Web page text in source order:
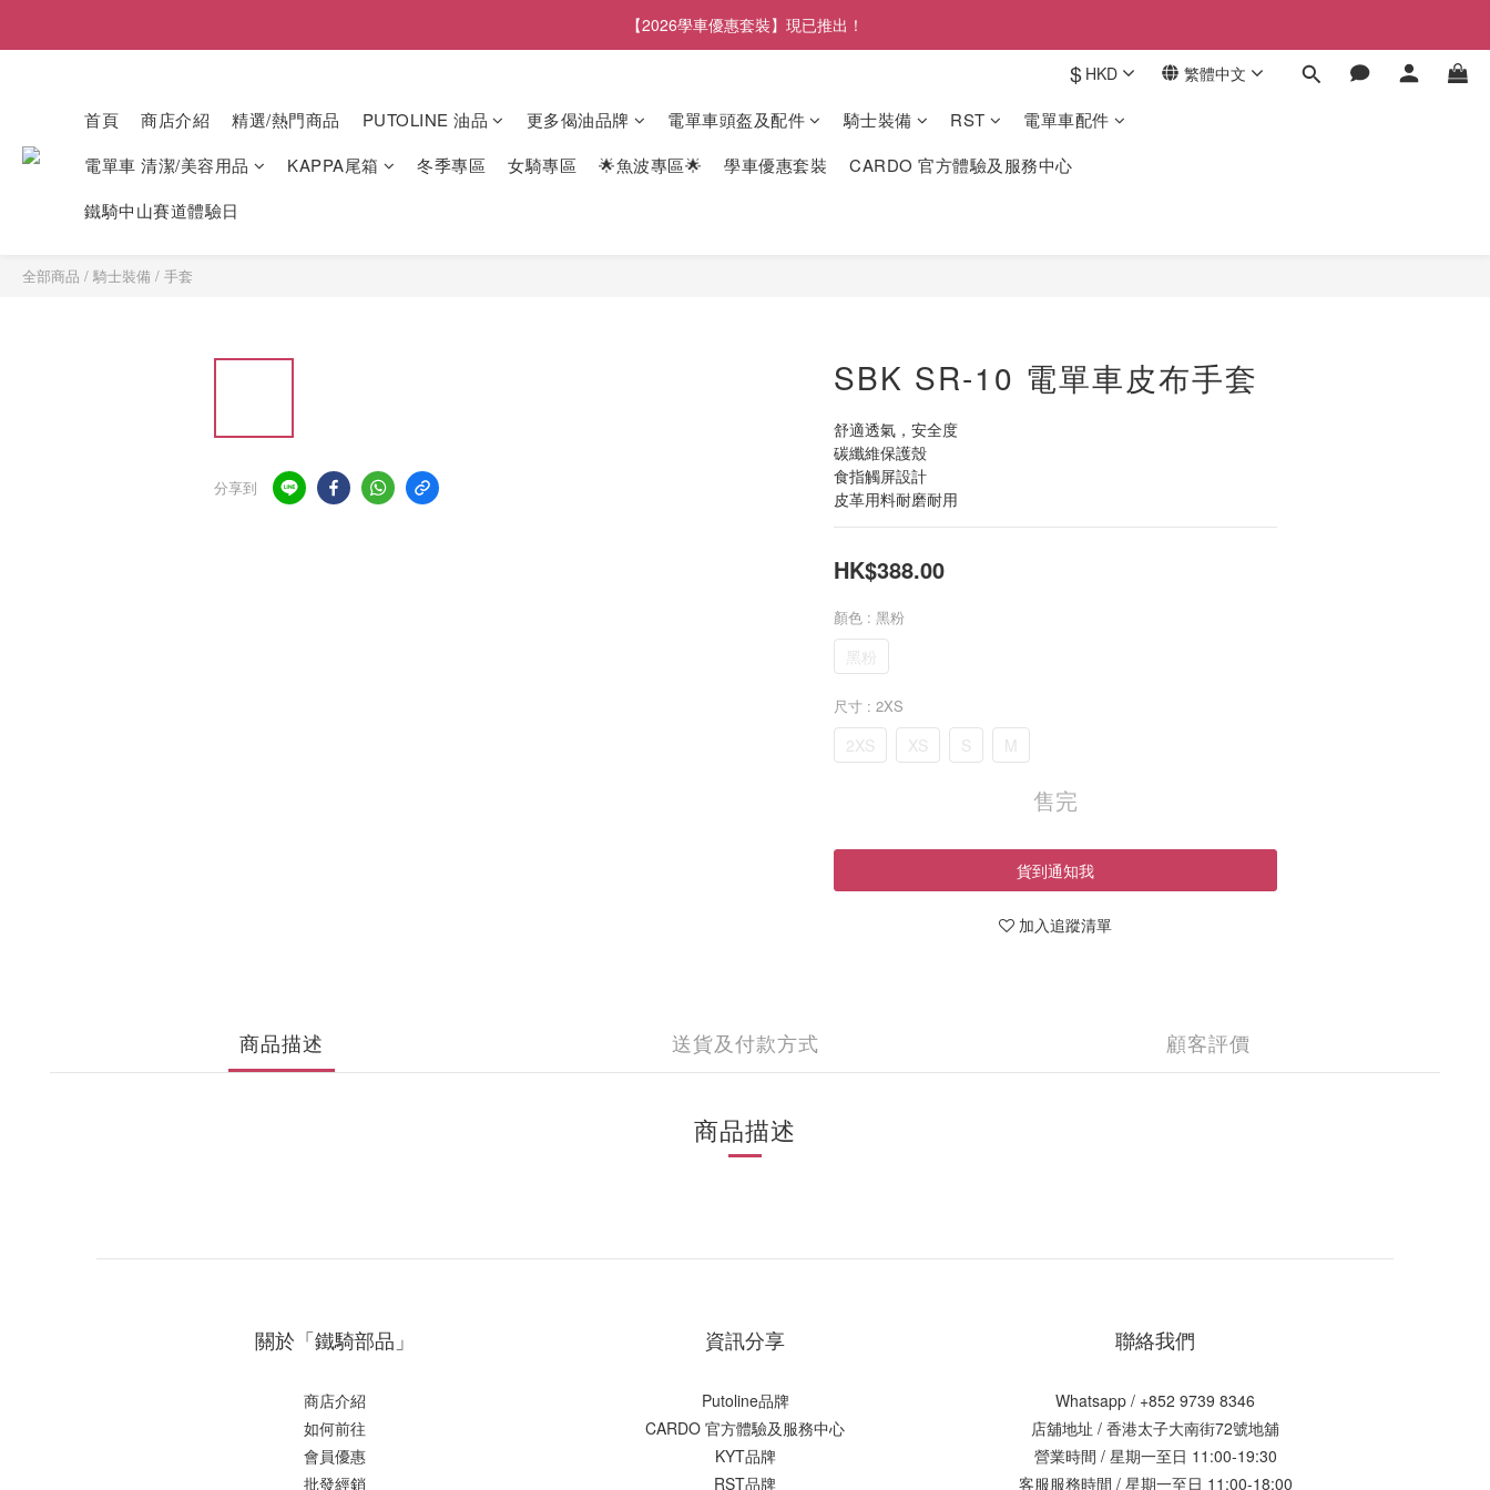
【2026學車優惠套裝】現已推出！
$ HKD 繁體中文
首頁 商店介紹 精選/熱門商品 PUTOLINE 油品 更多偈油品牌 電單車頭盔及配件 騎士裝備 RST
電單車配件
電單車 清潔/美容用品
KAPPA尾箱 冬季專區 女騎專區 🌟魚波專區🌟 學車優惠套裝
CARDO 官方體驗及服務中心
鐵騎中山賽道體驗日
全部商品 / 騎士裝備 / 手套
分享到
SBK SR-10 電單車皮布手套
舒適透氣，安全度
碳纖維保護殼
食指觸屏設計
皮革用料耐磨耐用
HK$388.00
顏色 : 黑粉
黑粉
尺寸 : 2XS
2XS XS S M
售完
貨到通知我
加入追蹤清單
商品描述 送貨及付款方式 顧客評價
商品描述
關於「鐵騎部品」
商店介紹
如何前往
會員優惠
批發經銷
資訊分享
Putoline品牌
CARDO 官方體驗及服務中心
KYT品牌
RST品牌
聯絡我們
Whatsapp / +852 9739 8346
店舖地址 / 香港太子大南街72號地舖
營業時間 / 星期一至日 11:00-19:30
客服服務時間 / 星期一至日 11:00-18:00